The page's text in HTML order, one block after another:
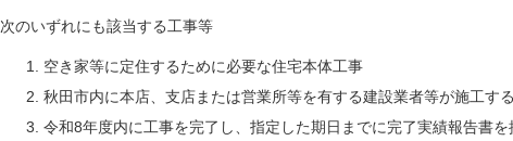
次のいずれにも該当する工事等
空き家等に定住するために必要な住宅本体工事
秋田市内に本店、支店または営業所等を有する建設業者等が施工す
令和8年度内に工事を完了し、指定した期日までに完了実績報告書